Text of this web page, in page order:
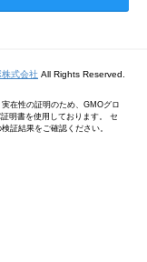
式会社 All Rights Reserved.
在性の証明のため、GMOグロ
明書を使用しております。 セ
証結果をご確認ください。